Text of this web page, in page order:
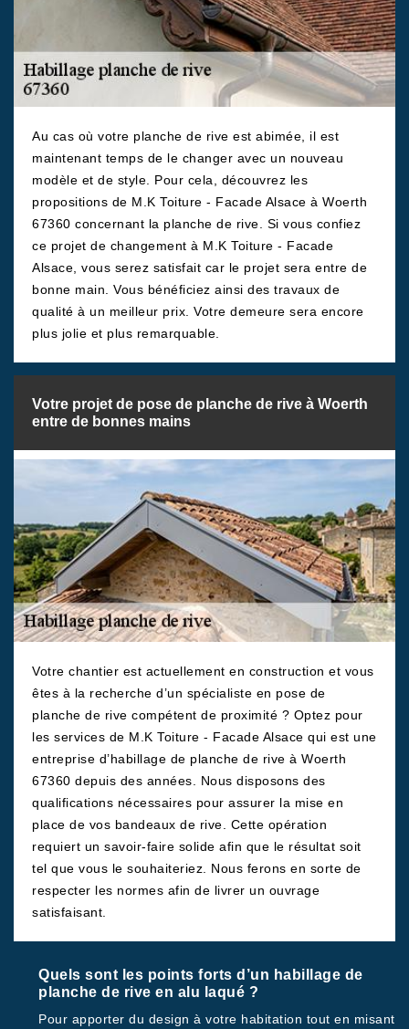
Au cas où votre planche de rive est abimée, il est
maintenant temps de le changer avec un nouveau
modèle et de style. Pour cela, découvrez les
propositions de M.K Toiture - Facade Alsace à Woerth
67360 concernant la planche de rive. Si vous confiez
ce projet de changement à M.K Toiture - Facade
Alsace, vous serez satisfait car le projet sera entre de
bonne main. Vous bénéficiez ainsi des travaux de
qualité à un meilleur prix. Votre demeure sera encore
plus jolie et plus remarquable.
Votre projet de pose de planche de rive à Woerth
entre de bonnes mains
Votre chantier est actuellement en construction et vous
êtes à la recherche d’un spécialiste en pose de
planche de rive compétent de proximité ? Optez pour
les services de M.K Toiture - Facade Alsace qui est une
entreprise d’habillage de planche de rive à Woerth
67360 depuis des années. Nous disposons des
qualifications nécessaires pour assurer la mise en
place de vos bandeaux de rive. Cette opération
requiert un savoir-faire solide afin que le résultat soit
tel que vous le souhaiteriez. Nous ferons en sorte de
respecter les normes afin de livrer un ouvrage
satisfaisant.
Quels sont les points forts d’un habillage de
planche de rive en alu laqué ?
Pour apporter du design à votre habitation tout en misant